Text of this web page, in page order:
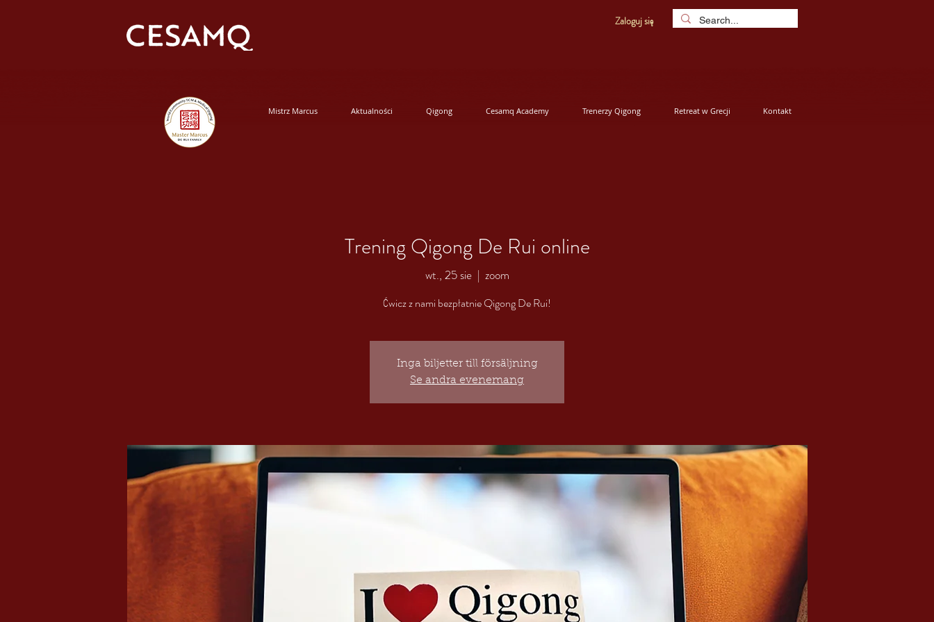
Zaloguj się
Mistrz Marcus Aktualności Qigong Cesamq Academy Trenerzy Qigong Retreat w Grecji Kontakt
Trening Qigong De Rui online
wt., 25 sie
  |
zoom
Ćwicz z nami bezpłatnie Qigong De Rui!
Inga biljetter till försäljning
Se andra evenemang